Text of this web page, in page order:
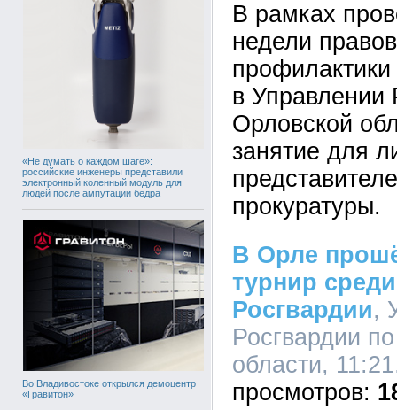
«Не думать о каждом шаге»:
российские инженеры представили
электронный коленный модуль для
людей после ампутации бедра
Во Владивостоке открылся демоцентр
«Гравитон»
В рамках
недели
в Управлении
Орловской
занятие для
прокуратуры.
В Орле
турнир
Росгвардии,
Росгвардии
области,